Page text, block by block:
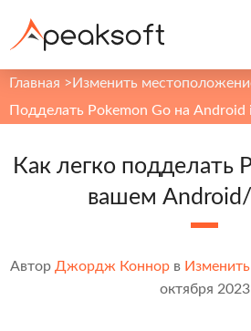
Главная > Изменить
Подделать Pokemon Go на Android
Как легко подделать
вашем
Автор Джордж Коннорв
октября 2023